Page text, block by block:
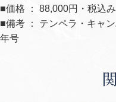
■価格 ： 88,000円・税込み
■備考 ： テンペラ・キャ
年号